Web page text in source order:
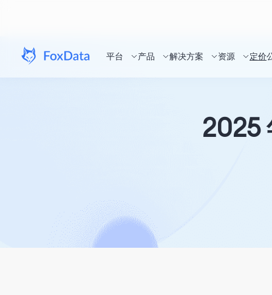
平台 产品 解决方案 资源 定价
2025